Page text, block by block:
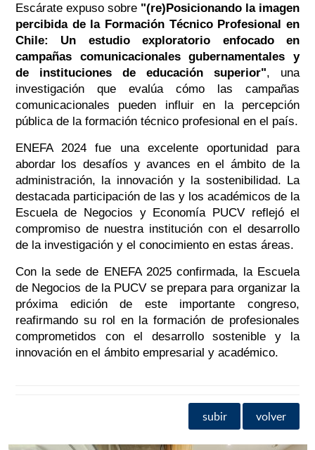
Escárate expuso sobre "(re)Posicionando la imagen
percibida de la Formación Técnico Profesional en
Chile: Un estudio exploratorio enfocado en
campañas comunicacionales gubernamentales y
de instituciones de educación superior", una
investigación que evalúa cómo las campañas
comunicacionales pueden influir en la percepción
pública de la formación técnico profesional en el país.
ENEFA 2024 fue una excelente oportunidad para
abordar los desafíos y avances en el ámbito de la
administración, la innovación y la sostenibilidad. La
destacada participación de las y los académicos de la
Escuela de Negocios y Economía PUCV reflejó el
compromiso de nuestra institución con el desarrollo
de la investigación y el conocimiento en estas áreas.
Con la sede de ENEFA 2025 confirmada, la Escuela
de Negocios de la PUCV se prepara para organizar la
próxima edición de este importante congreso,
reafirmando su rol en la formación de profesionales
comprometidos con el desarrollo sostenible y la
innovación en el ámbito empresarial y académico.
subir volver